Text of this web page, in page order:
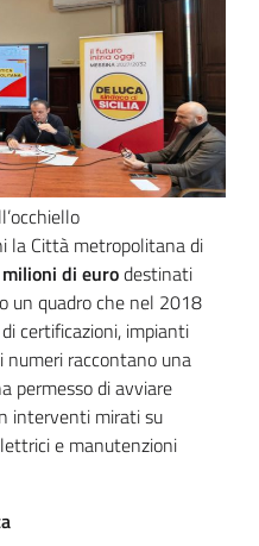
la Città metropolitana di
di eurodestinati
un quadro che nel 2018
certificazioni, impianti
numeri raccontano una
permesso di avviare
interventi mirati su
e manutenzioni